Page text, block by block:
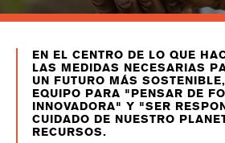
EN EL CENTRO DE LO QUE
LAS MEDIDAS NECESARIAS
UN FUTURO MÁS
EQUIPO PARA "PENSAR DE
INNOVADORA" Y "SER
CUIDADO DE NUESTRO
RECURSOS.